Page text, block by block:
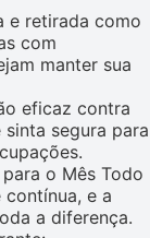
e retirada como
com
manter sua
eficaz contra
segura para
o Mês Todo
contínua, e a
a diferença.